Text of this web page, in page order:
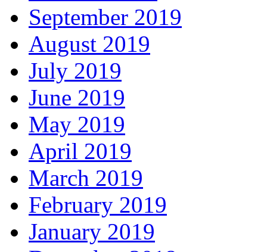
September 2019
August 2019
July 2019
June 2019
May 2019
April 2019
March 2019
February 2019
January 2019